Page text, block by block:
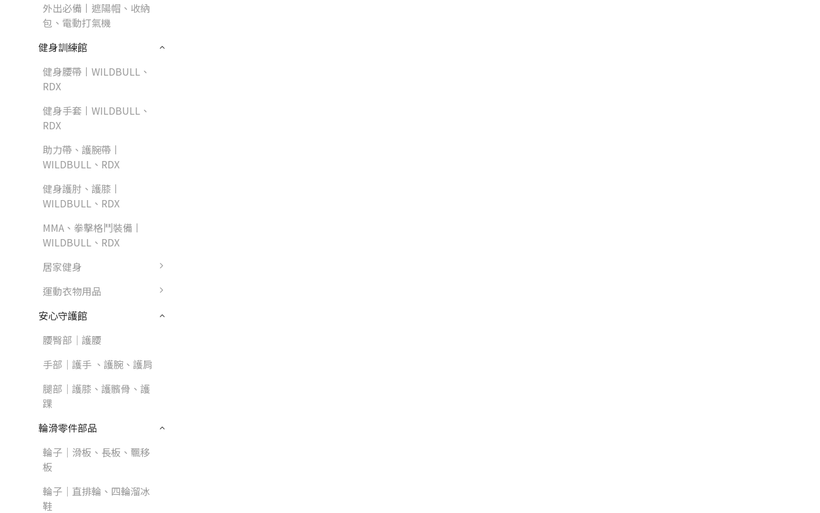
外出必備丨遮陽帽、收納
包、電動打氣機
健身訓練館
健身腰帶丨WILDBULL、
RDX
健身手套丨WILDBULL、
RDX
助力帶、護腕帶丨
WILDBULL、RDX
健身護肘、護膝丨
WILDBULL、RDX
MMA、拳擊格鬥裝備丨
WILDBULL、RDX
居家健身
運動衣物用品
安心守護館
腰臀部｜護腰
手部｜護手 、護腕、護肩
腿部｜護膝、護髕骨、護
踝
輪滑零件部品
輪子｜滑板、長板、飄移
板
輪子｜直排輪、四輪溜冰
鞋